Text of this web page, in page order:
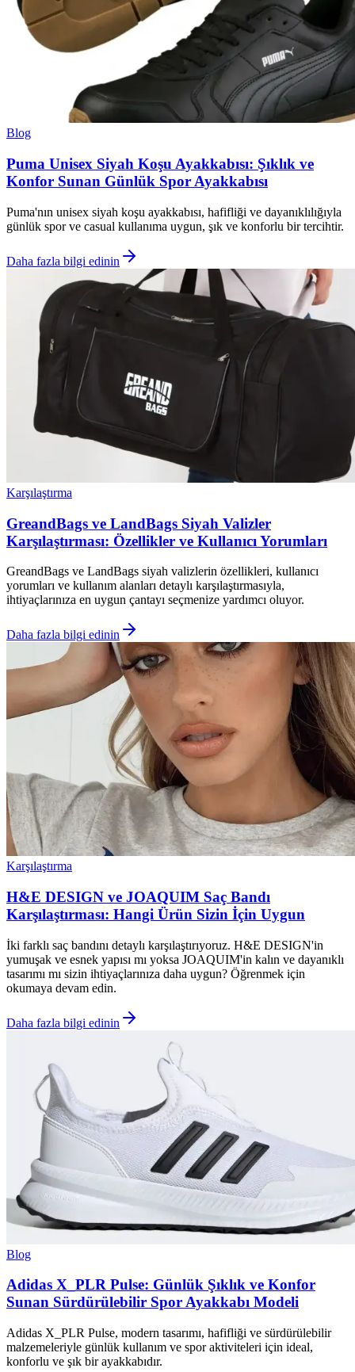
Blog
Puma Unisex Siyah Koşu Ayakkabısı: Şıklık ve
Konfor Sunan Günlük Spor Ayakkabısı
Puma'nın unisex siyah koşu ayakkabısı, hafifliği ve dayanıklılığıyla
günlük spor ve casual kullanıma uygun, şık ve konforlu bir tercihtir.
Daha fazla bilgi edinin
Karşılaştırma
GreandBags ve LandBags Siyah Valizler
Karşılaştırması: Özellikler ve Kullanıcı Yorumları
GreandBags ve LandBags siyah valizlerin özellikleri, kullanıcı
yorumları ve kullanım alanları detaylı karşılaştırmasıyla,
ihtiyaçlarınıza en uygun çantayı seçmenize yardımcı oluyor.
Daha fazla bilgi edinin
Karşılaştırma
H&E DESIGN ve JOAQUIM Saç Bandı
Karşılaştırması: Hangi Ürün Sizin İçin Uygun
İki farklı saç bandını detaylı karşılaştırıyoruz. H&E DESIGN'in
yumuşak ve esnek yapısı mı yoksa JOAQUIM'in kalın ve dayanıklı
tasarımı mı sizin ihtiyaçlarınıza daha uygun? Öğrenmek için
okumaya devam edin.
Daha fazla bilgi edinin
Blog
Adidas X_PLR Pulse: Günlük Şıklık ve Konfor
Sunan Sürdürülebilir Spor Ayakkabı Modeli
Adidas X_PLR Pulse, modern tasarımı, hafifliği ve sürdürülebilir
malzemeleriyle günlük kullanım ve spor aktiviteleri için ideal,
konforlu ve şık bir ayakkabıdır.